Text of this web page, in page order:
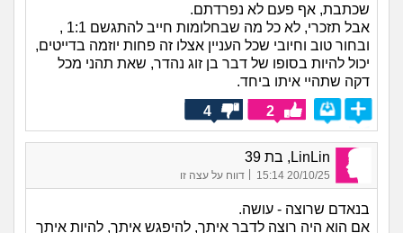
שכתבת, אף פעם לא נפרדתם.
אבל תזכרי, לא כל מה שבחלומות חייב להתגשם 1:1 ,
ובחור טוב וחיובי שכל העניין אצלו זה פחות יוזמה בדייטים,
יכול להיות בסופו של דבר בן זוג נהדר, שאת תהני מכל
דקה שתהיי איתו ביחד.
2
4
LinLin, בת 39
20/10/25 15:14 דווח על עצה זו
בנאדם שרוצה - עושה.
אם הוא היה רוצה לדבר איתך, להיפגש איתך, להיות איתך